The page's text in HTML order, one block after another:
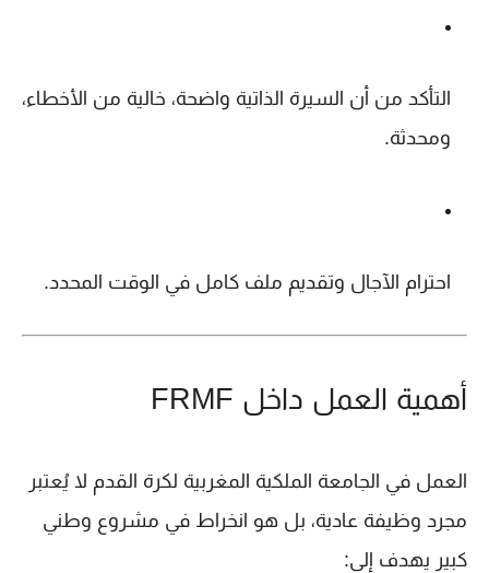
التأكد من أن السيرة الذاتية واضحة، خالية من الأخطاء،
ومحدثة.
احترام الآجال وتقديم ملف كامل في الوقت المحدد.
أهمية العمل داخل FRMF
العمل في الجامعة الملكية المغربية لكرة القدم لا يُعتبر
مجرد وظيفة عادية، بل هو انخراط في مشروع وطني
كبير يهدف إلى: